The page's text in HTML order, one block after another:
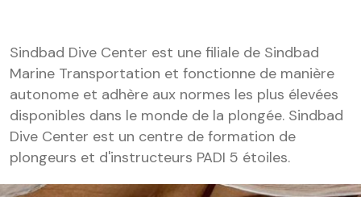
Sindbad Dive Center est une filiale de Sindbad
Marine Transportation et fonctionne de manière
autonome et adhère aux normes les plus élevées
disponibles dans le monde de la plongée. Sindbad
Dive Center est un centre de formation de
plongeurs et d'instructeurs PADI 5 étoiles.